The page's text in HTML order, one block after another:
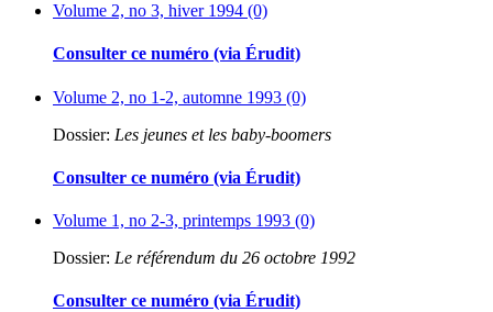
Volume 2, no 3, hiver 1994 (0)
Consulter ce numéro (via Érudit)
Volume 2, no 1-2, automne 1993 (0)
Dossier: Les jeunes et les baby-boomers
Consulter ce numéro (via Érudit)
Volume 1, no 2-3, printemps 1993 (0)
Dossier: Le référendum du 26 octobre 1992
Consulter ce numéro (via Érudit)